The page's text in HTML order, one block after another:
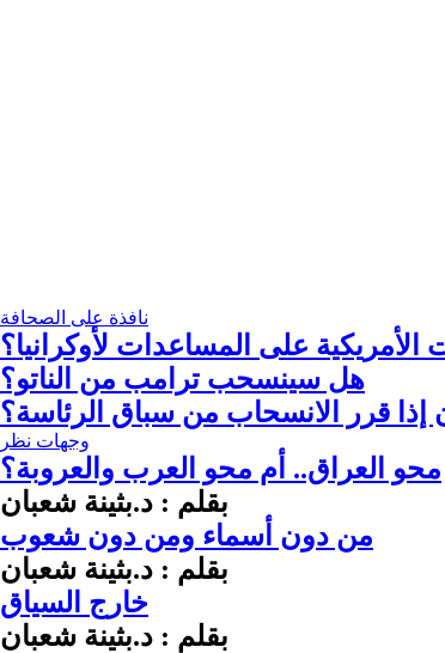
نافذة على الصحافة
على المساعدات لأوكرانيا؟
هل سينسحب ترامب من الناتو؟
إذا قرر الانسحاب من سباق الرئاسة؟
وجهات نظر
محو العراق.. أم محو العرب والعروبة؟
بقلم : د.بثينة شعبان
من دون أسماء ومن دون شعوب
بقلم : د.بثينة شعبان
خارج السياق
بقلم : د.بثينة شعبان